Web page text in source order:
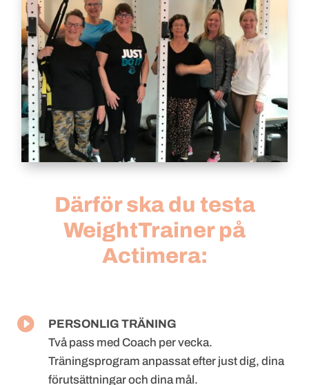
Därför ska du testa
WeightTrainer på
Actimera:

PERSONLIG TRÄNING
Två pass med Coach per vecka.
Träningsprogram anpassat efter just dig, dina
förutsättningar och dina mål.